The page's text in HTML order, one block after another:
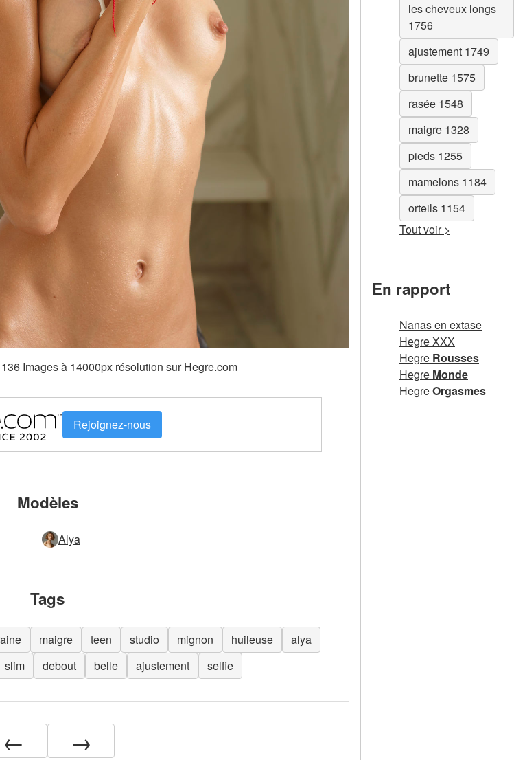
Images à 14000px résolution sur Hegre.com
Rejoignez-nous
Modèles
Alya
Tags
maigre teen studio mignon huileuse
alya
slim debout belle ajustement selfie
← →
les cheveux longs
1756
ajustement 1749
brunette 1575
rasée 1548
maigre 1328
pieds 1255
mamelons 1184
orteils 1154
Tout voir >
En rapport
Nanas en extase
Hegre XXX
Hegre Rousses
Hegre Monde
HegreOrgasmes